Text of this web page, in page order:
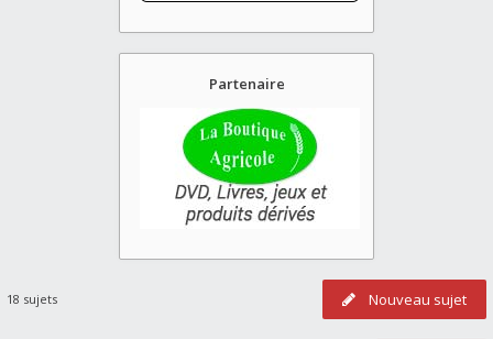
Partenaire
Nouveau sujet
18 sujets